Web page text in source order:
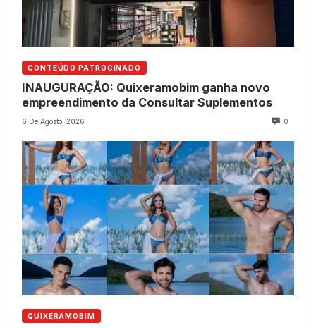
CONTEÚDO PATROCINADO
INAUGURAÇÃO: Quixeramobim ganha novo
empreendimento da Consultar Suplementos
6 De Agosto, 2026 0
QUIXERAMOBIM